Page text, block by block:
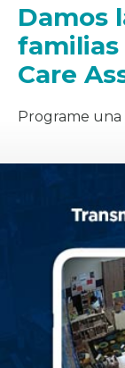
Damos
Care
Programe una